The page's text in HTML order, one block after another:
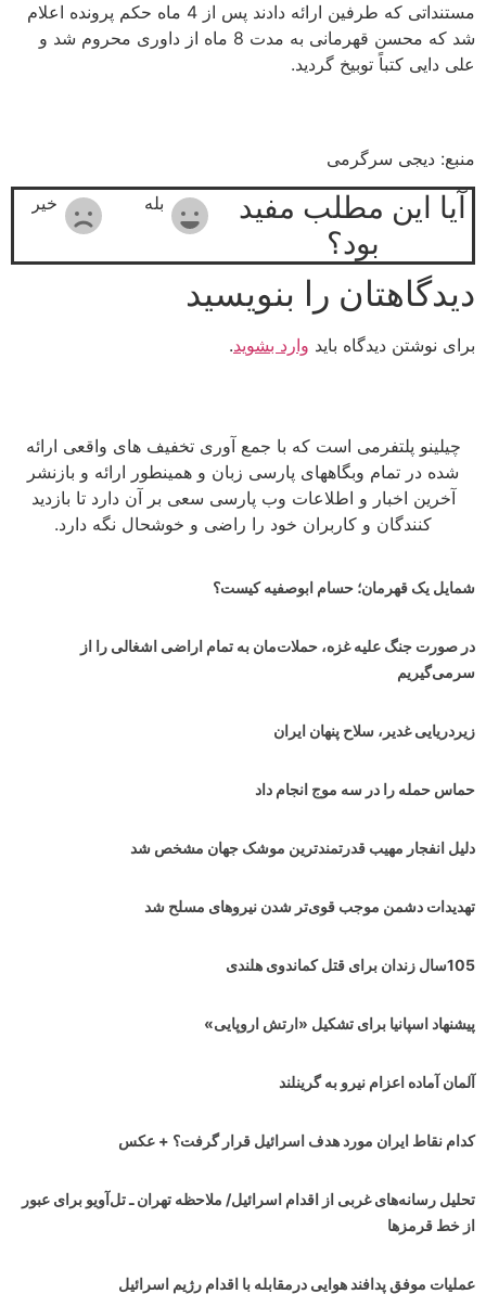
مستنداتی که طرفین ارائه دادند پس از 4 ماه حکم پرونده اعلام
شد که محسن قهرمانی به مدت 8 ماه از داوری محروم شد و
علی دایی کتباً توبیخ گردید.
منبع: دیجی سرگرمی
آیا این مطلب مفید
بود؟
بله خیر
دیدگاهتان را بنویسید
برای نوشتن دیدگاه باید وارد بشوید.
چیلینو پلتفرمی است که با جمع آوری تخفیف های واقعی ارائه
شده در تمام وبگاههای پارسی زبان و همینطور ارائه و بازنشر
آخرین اخبار و اطلاعات وب پارسی سعی بر آن دارد تا بازدید
کنندگان و کاربران خود را راضی و خوشحال نگه دارد.
شمایل یک قهرمان؛ حسام ابوصفیه کیست؟
در صورت جنگ علیه غزه، حملات‌مان به تمام اراضی اشغالی را از
سرمی‌گیریم
زیردریایی غدیر، سلاح پنهان ایران
حماس حمله را در سه موج انجام داد
دلیل انفجار مهیب قدرتمندترین موشک جهان مشخص شد
تهدیدات دشمن موجب قوی‌تر شدن نیروهای مسلح شد
105سال زندان برای قتل کماندوی هلندی
پیشنهاد اسپانیا برای تشکیل «ارتش اروپایی»
آلمان آماده اعزام نیرو به گرینلند
کدام نقاط ایران مورد هدف اسرائیل قرار گرفت؟ + عکس
تحلیل رسانه‌های غربی از اقدام اسرائیل/ ملاحظه تهران ـ تل‌آویو برای عبور
از خط قرمزها
عملیات موفق پدافند هوایی درمقابله با اقدام رژیم اسرائیل